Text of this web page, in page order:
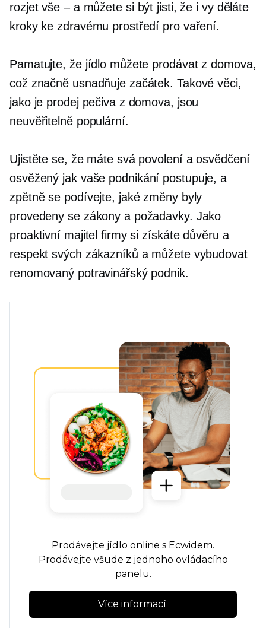
rozjetvše – amůžete si být jisti, že i vy děláte
kroky ke zdravému prostředí pro vaření.
Pamatujte, že jídlo můžete prodávat z domova,
což značně usnadňuje začátek. Takové věci,
jako je prodej pečiva z domova, jsou
neuvěřitelně populární.
Ujistěte se, že máte svá povolení a osvědčení
osvěžený jak vaše podnikání postupuje, a
zpětně se podívejte, jaké změny byly
provedeny se zákony a požadavky. Jako
proaktivní majitel firmy si získáte důvěru a
respekt svých zákazníků a můžete vybudovat
renomovaný potravinářský podnik.
Prodávejte jídlo online s Ecwidem.
Prodávejte všude z jednoho ovládacího
panelu.
Více informací